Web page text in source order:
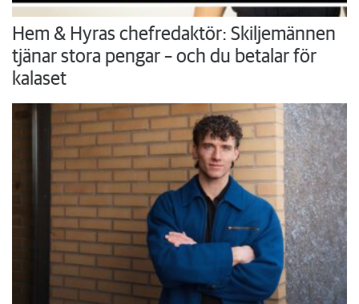
Hem & Hyras chefredaktör: Skiljemännen
tjänar stora pengar – och du betalar för
kalaset